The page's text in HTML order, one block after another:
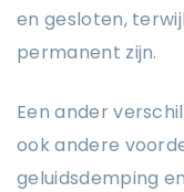
en gesloten,
permanent zijn.
Een ander
ook andere
geluidsdemping